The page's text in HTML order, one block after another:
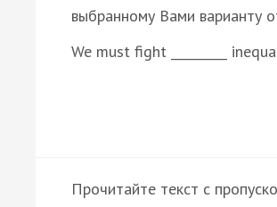
выбранному Вами варианту
We must fight _________
Прочитайте текст с